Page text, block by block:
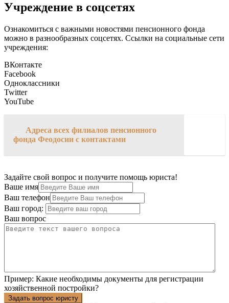
Учреждение в соцсетях
Ознакомиться с важными новостями пенсионного фонда
можно в разнообразных соцсетях. Ссылки на социальные сети
учреждения:
ВКонтакте
Facebook
Одноклассники
Twitter
YouTube
Адреса всех филиалов пенсионного
фонда Феодосии с контактами
Задайте свой вопрос и получите помощь юриста!
Ваше имя
Ваш телефон
Ваш город:
Ваш вопрос
Пример: Какие необходимы документы для регистрации
хозяйственной постройки?
Задать вопрос юристу